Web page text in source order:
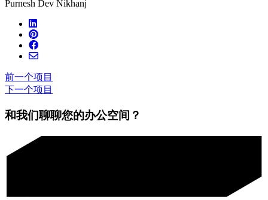
Purnesh Dev Nikhanj
前一个项目
下一个项目
和我们聊聊您的办公空间？